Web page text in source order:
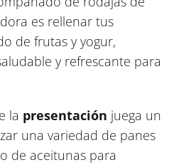
es rellenar tus
de frutas y yogur,
y refrescante para
la presentación juega un
una variedad de panes
de aceitunas para